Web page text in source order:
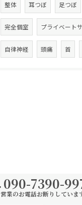
整体 耳つぼ 足つぼ
完全個室 プライベート
自律神経 頭痛 首
090-7390-
営業のお電話お断りしていま